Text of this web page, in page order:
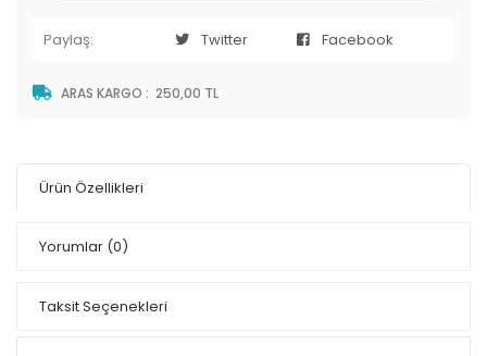
Paylaş: Twitter Facebook
ARAS KARGO : 250,00 TL
Ürün Özellikleri
Yorumlar (0)
Taksit Seçenekleri